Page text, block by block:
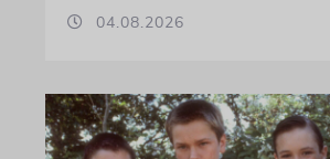
04.08.2026